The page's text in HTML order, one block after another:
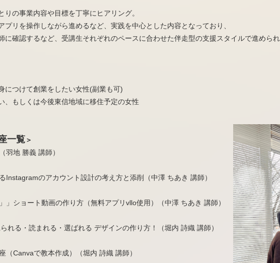
りの事業内容や目標を丁寧にヒアリング。
プリを操作しながら進めるなど、実践を中心とした内容となっており、
に確認するなど、受講生それぞれのペースに合わせた伴走型の支援スタイルで進めら
につけて創業をしたい女性(副業も可)
、もしくは今後東信地域に移住予定の女性
一覧＞
羽地 勝義 講師）
Instagramのアカウント設計の考え方と添削（中澤 ちあき 講師）
」ショート動画の作り方（無料アプリvllo使用）（中澤 ちあき 講師）
れる・読まれる・選ばれる デザインの作り方！（堀内 詩織 講師）
（Canvaで教本作成）（堀内 詩織 講師）